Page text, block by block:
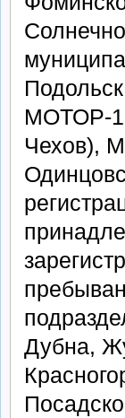
МОТОР-1
Чехов),
Дубна,